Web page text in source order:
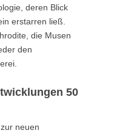
deren Blick
erstarren ließ.
die Musen
den
50
neuen